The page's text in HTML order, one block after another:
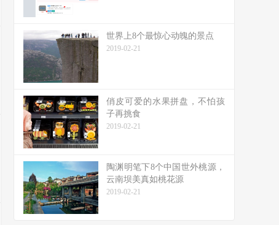
世界上8个最惊心动魄的景点
2019-02-21
俏皮可爱的水果拼盘，不怕孩
子再挑食
2019-02-21
陶渊明笔下8个中国世外桃源，
云南坝美真如桃花源
2019-02-21